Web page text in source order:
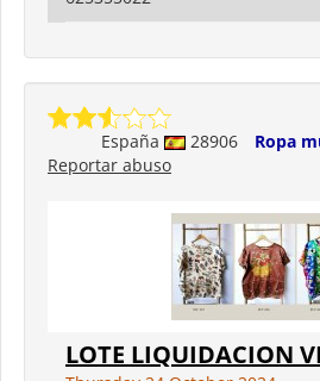
España 28906
Ropa
Reportar abuso
LOTE LIQUIDACION